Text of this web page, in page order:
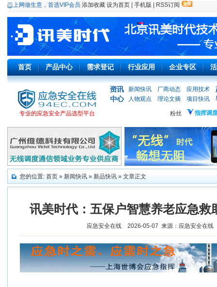
上网做生意，首选VIP会员 添加收藏 设为首页 手机版 RSS订阅
首页 产品中心 需求登记 行业应用 企业专区
专业的应急安全产品选型平台
新闻快讯 厂商动态
应用技术
人物观点
理论文摘 项目快讯
粉丝 指挥调
您的位置: 首页 » 新闻快讯 » 新品快讯 » 文章正文
讯美时代：五保户智慧养老应急救
应急安全在线 2026-05-07 来源：应急安全在